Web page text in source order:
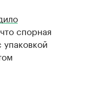
спорная